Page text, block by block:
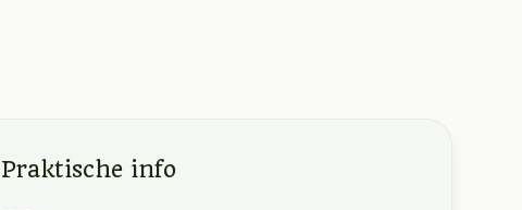
Praktische info